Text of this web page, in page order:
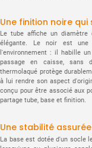
Une finition noire
Le tube affiche un
élégante. Le noir est une
l'environnement : il habille
passage en caisse, sans
thermolaqué protège
à lui rendre son aspect
conçu pour être associé aux
partage tube, base et finition.
Une stabilité
La base est dotée d'un socle